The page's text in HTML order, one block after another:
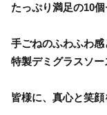
たっぷり満足の10
手ごねのふわふわ感
特製デミグラスソー
皆様に、真心と笑顔